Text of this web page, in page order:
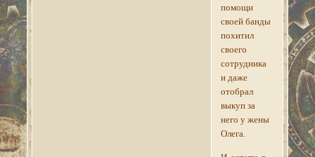
помощи
своей банды
похитил
своего
сотрудника
и даже
отобрал
выкуп за
него у жены
Олега.